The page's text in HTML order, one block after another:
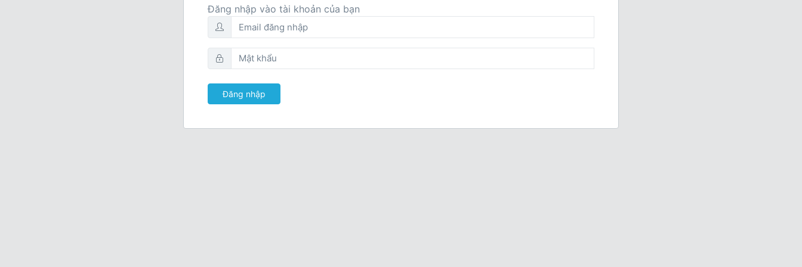
Đăng nhập vào tài khoản của bạn
Đăng nhập